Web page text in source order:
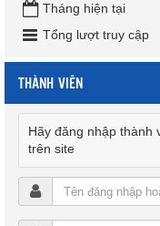
Tháng hiện tại
Tổng lượt truy cập
THÀNH VIÊN
Hãy đăng nhập thành
trên site